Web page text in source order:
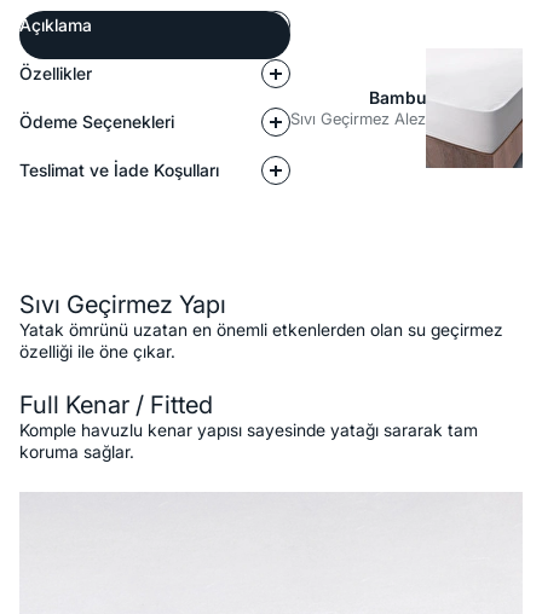
Açıklama
Özellikler
Ödeme Seçenekleri
Teslimat ve İade Koşulları
Bambu
Sıvı Geçirmez Alez
Sıvı Geçirmez Yapı
Yatak ömrünü uzatan en önemli etkenlerden olan su geçirmez
özelliği ile öne çıkar.
Full Kenar / Fitted
Komple havuzlu kenar yapısı sayesinde yatağı sararak tam
koruma sağlar.